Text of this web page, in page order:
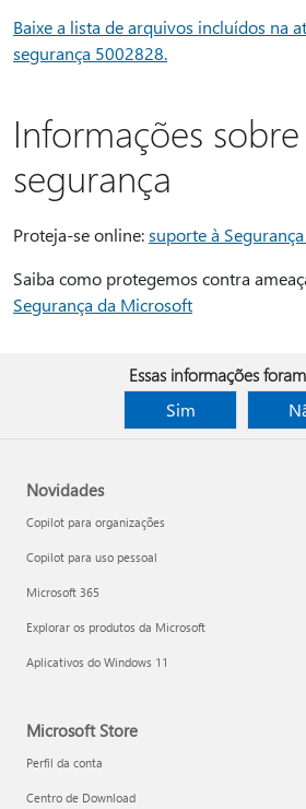
Baixe a lista de arquivos incluídos na
segurança 5002828.
Informações
segurança
Proteja-se online:suporte à
Saiba como protegemos contra
Segurança da Microsoft
Essas informações
Sim
Novidades
Copilot para organizações
Copilot para uso pessoal
Microsoft 365
Explorar os produtos da Microsoft
Aplicativos do Windows 11
Microsoft Store
Perfil da conta
Centro de Download